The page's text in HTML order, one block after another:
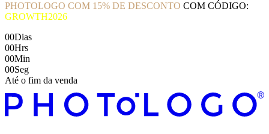
PHOTOLOGO COM 15% DE DESCONTO COM CÓDIGO:
GROWTH2026
00Dias
00Hrs
00Min
00Seg
Até o fim da venda